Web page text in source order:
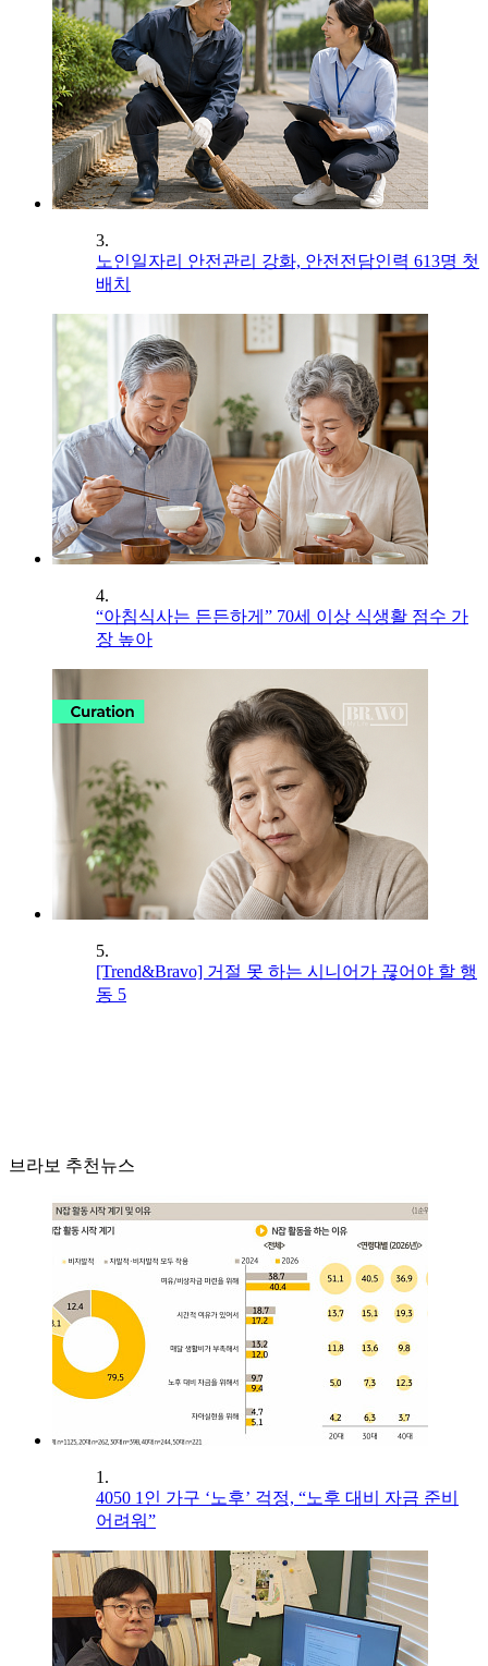
3.
노인일자리 안전관리 강화, 안전전담인력 613명 첫
배치
4.
“아침식사는 든든하게” 70세 이상 식생활 점수 가
장 높아
5.
[Trend&Bravo] 거절 못 하는 시니어가 끊어야 할 행
동 5
브라보 추천뉴스
1.
4050 1인 가구 ‘노후’ 걱정, “노후 대비 자금 준비
어려워”